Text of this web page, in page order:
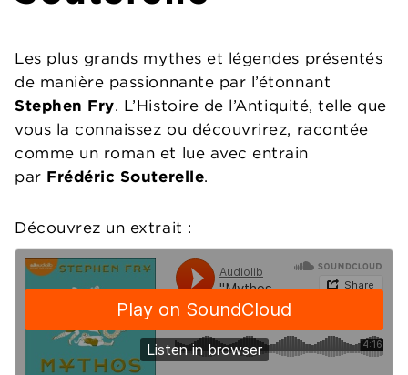
Les plus grands mythes et légendes présentés
de manière passionnante par l’étonnant
Stephen Fry. L’Histoire de l’Antiquité, telle que
vous la connaissez ou découvrirez, racontée
comme un roman et lue avec entrain
par Frédéric Souterelle.
Découvrez un extrait :